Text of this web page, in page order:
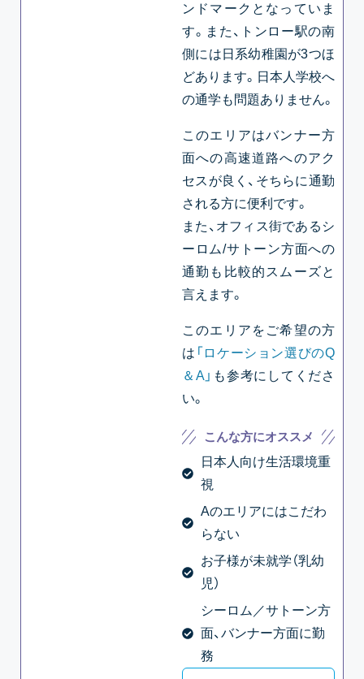
ンドマークとなっていま
す。また、トンロー駅の南
側には日系幼稚園が3つほ
どあります。日本人学校へ
の通学も問題ありません。
このエリアはバンナー方
面への高速道路へのアク
セスが良く、そちらに通勤
される方に便利です。
また、オフィス街であるシ
ーロム/サトーン方面への
通勤も比較的スムーズと
言えます。
このエリアをご希望の方
は 「ロケーション選びのQ
＆A」 も参考にしてくださ
い。
こんな方にオススメ
日本人向け生活環境重
視
Aのエリアにはこだわ
らない
お子様が未就学（乳幼
児）
シーロム／サトーン方
面、バンナー方面に勤
務